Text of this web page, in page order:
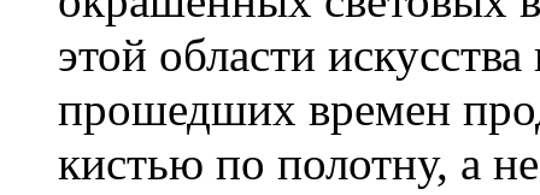
этой области
прошедших времен
кистью по полотну, а